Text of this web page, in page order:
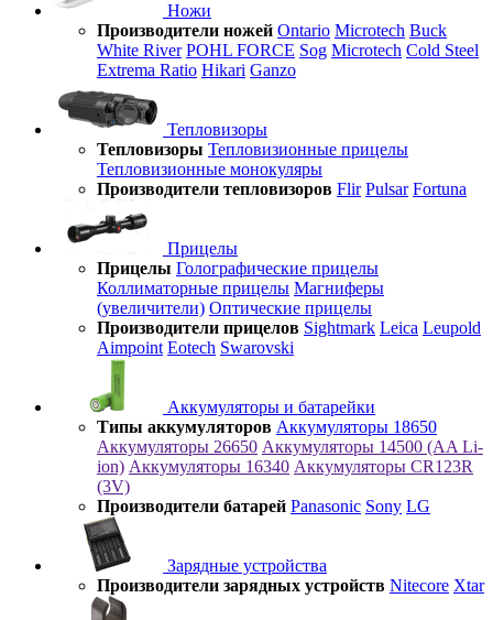
Ножи
Производители ножей Ontario Microtech Buck
White River POHL FORCE Sog Microtech Cold Steel
Extrema Ratio Hikari Ganzo
Тепловизоры
Тепловизоры Тепловизионные прицелы
Тепловизионные монокуляры
Производители тепловизоров Flir Pulsar Fortuna
Прицелы
Прицелы Голографические прицелы
Коллиматорные прицелы Магниферы
(увеличители) Оптические прицелы
Производители прицелов Sightmark Leica Leupold
Aimpoint Eotech Swarovski
Аккумуляторы и батарейки
Типы аккумуляторов Аккумуляторы 18650
Аккумуляторы 26650 Аккумуляторы 14500 (AA Li-
ion) Аккумуляторы 16340 Аккумуляторы CR123R
(3V)
Производители батарей Panasonic Sony LG
Зарядные устройства
Производители зарядных устройств Nitecore Xtar